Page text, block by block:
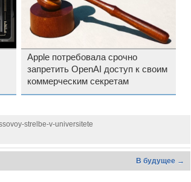
Apple потребовала срочно
запретить OpenAI доступ к своим
коммерческим секретам
strelbe-v-universitete
В будущее →